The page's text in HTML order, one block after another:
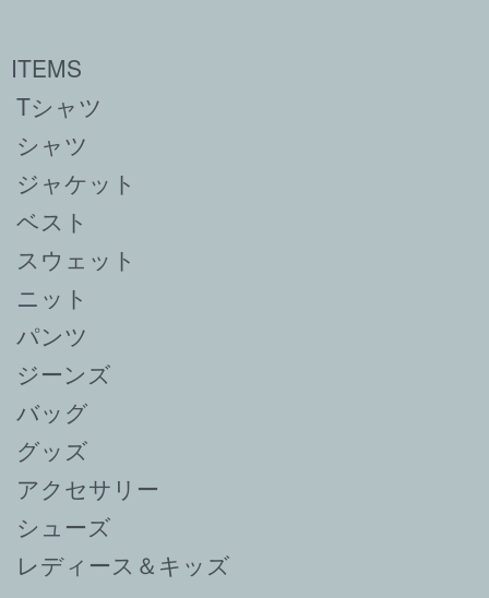
ITEMS
Tシャツ
シャツ
ジャケット
ベスト
スウェット
ニット
パンツ
ジーンズ
バッグ
グッズ
アクセサリー
シューズ
レディース＆キッズ